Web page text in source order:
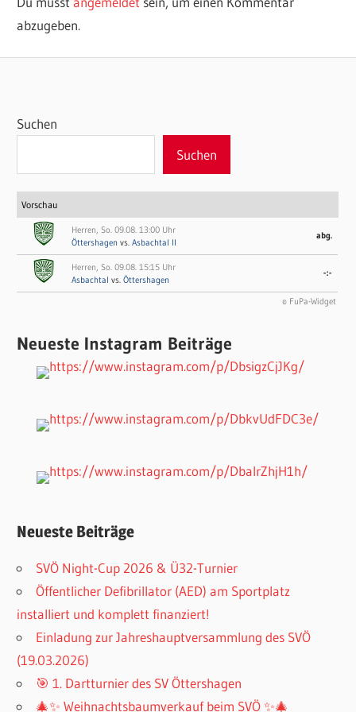
abzugeben.
Suchen
Suchen
Vorschau
Herren, So. 09.08. 13:00 Uhr
Öttershagenvs.Asbachtal II
abg.
Herren, So. 09.08. 15:15 Uhr
Asbachtal vs.Öttershagen
-:-
© FuPa-Widget
Neueste Instagram Beiträge
Neueste Beiträge
SVÖ Night-Cup 2026 & Ü32-Turnier
Öffentlicher Defibrillator (AED) am Sportplatz
installiert und komplett finanziert!
Einladung zur Jahreshauptversammlung des SVÖ
(19.03.2026)
🎯 1. Dartturnier des SV Öttershagen
🎄✨ Weihnachtsbaumverkauf beim SVÖ ✨🎄